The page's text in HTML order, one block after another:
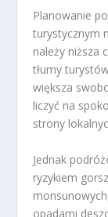
Planowanie
turystycznym
należy niższa
tłumy
większa
liczyć na
strony
Jednak
ryzykiem
opadami